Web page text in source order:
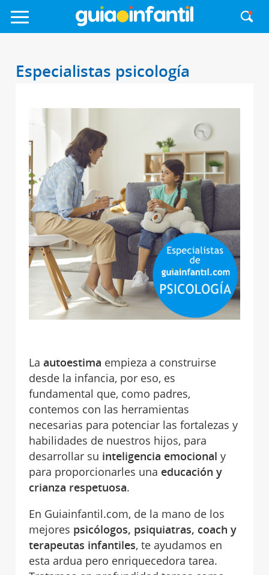
Especialistas psicología
Laautoestima empieza a construirse
desde la infancia, por eso, es
fundamental que, como padres,
contemos con las herramientas
necesarias para potenciar las fortalezas y
habilidades de nuestros hijos, para
desarrollar su inteligencia emocional y
para proporcionarles una educación y
crianza respetuosa.
En Guiainfantil.com, de la mano de los
mejores psicólogos, psiquiatras, coach y
terapeutas infantiles, te ayudamos en
esta ardua pero enriquecedora tarea.